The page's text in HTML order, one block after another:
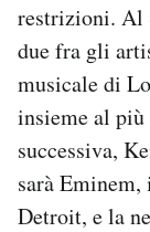
restrizioni. Al
due fra gli
musicale di
insieme al più
successiva,
sarà
Detroit, e la